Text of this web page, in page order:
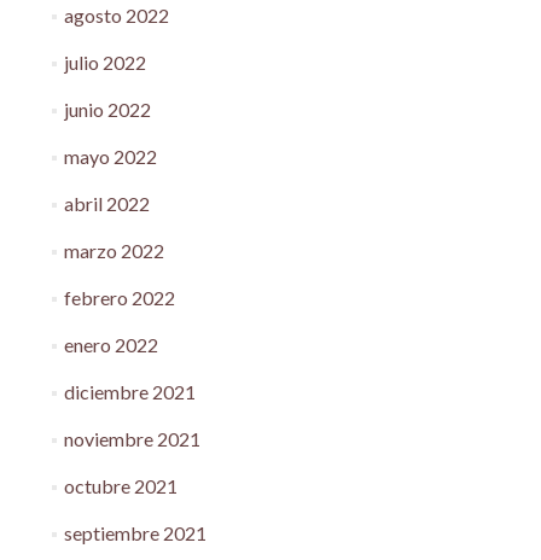
agosto 2022
julio 2022
junio 2022
mayo 2022
abril 2022
marzo 2022
febrero 2022
enero 2022
diciembre 2021
noviembre 2021
octubre 2021
septiembre 2021